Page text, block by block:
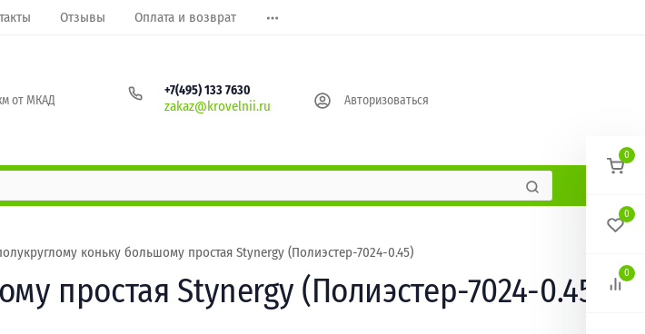
Отзывы Оплата и возврат
от МКАД
+7(495) 133 7630
zakaz@krovelnii.ru Авторизоваться
коньку большому простая Stynergy (Полиэстер-7024-0.45)
простая Stynergy (Полиэстер-7024-0.45)
0
0
0